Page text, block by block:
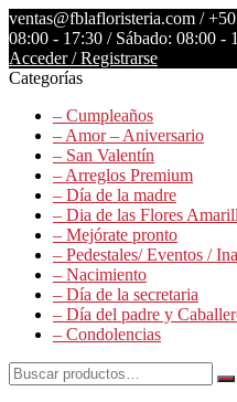
Saltar
contenido
ventas@fblafloristeria.com /
08:00 - 17:30 / Sábado: 08:00 -
Acceder / Registrarse
Floristería
Floristería
Lider
Categorías
– Cumpleaños
– Amor – Aniversario
– San Valentín
– Arreglos Premium
– Día de la madre
– Dia de las Flores
– Mejórate pronto
– Pedestales/ Eventos /
– Nacimiento
– Día de la secretaria
– Día del padre y
– Condolencias
Buscar
por: